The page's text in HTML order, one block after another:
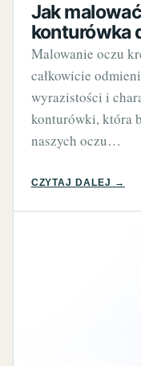
Jak
konturówka
Malowanie oczu
całkowicie
wyrazistości i
konturówki, która
naszych oczu…
CZYTAJ DALEJ →